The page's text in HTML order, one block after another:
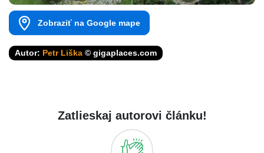
Zobraziť na Google mape
Autor: Petr Liška © gigaplaces.com
Zatlieskaj autorovi článku!